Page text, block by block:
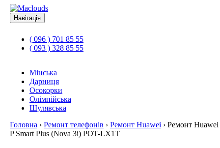
Навігація
( 096 ) 701 85 55
( 093 ) 328 85 55
Мінська
Дарниця
Осокорки
Олімпійська
Шулявська
Головна › Ремонт телефонів › Ремонт Huawei › Ремонт Huawei
P Smart Plus (Nova 3i) POT-LX1T